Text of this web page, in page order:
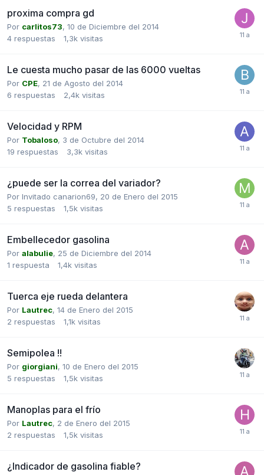
proxima compra gd
Por carlitos73, 10 de Diciembre del 2014
4 respuestas 1,3k visitas
Le cuesta mucho pasar de las 6000 vueltas
Por CPE, 21 de Agosto del 2014
6 respuestas 2,4k visitas
Velocidad y RPM
Por Tobaloso, 3 de Octubre del 2014
19 respuestas 3,3k visitas
¿puede ser la correa del variador?
Por Invitado canarion69, 20 de Enero del 2015
5 respuestas 1,5k visitas
Embellecedor gasolina
Por alabulie, 25 de Diciembre del 2014
1 respuesta 1,4k visitas
Tuerca eje rueda delantera
Por Lautrec, 14 de Enero del 2015
2 respuestas 1,1k visitas
Semipolea !!
Por giorgiani, 10 de Enero del 2015
5 respuestas 1,5k visitas
Manoplas para el frío
Por Lautrec, 2 de Enero del 2015
2 respuestas 1,5k visitas
¿Indicador de gasolina fiable?